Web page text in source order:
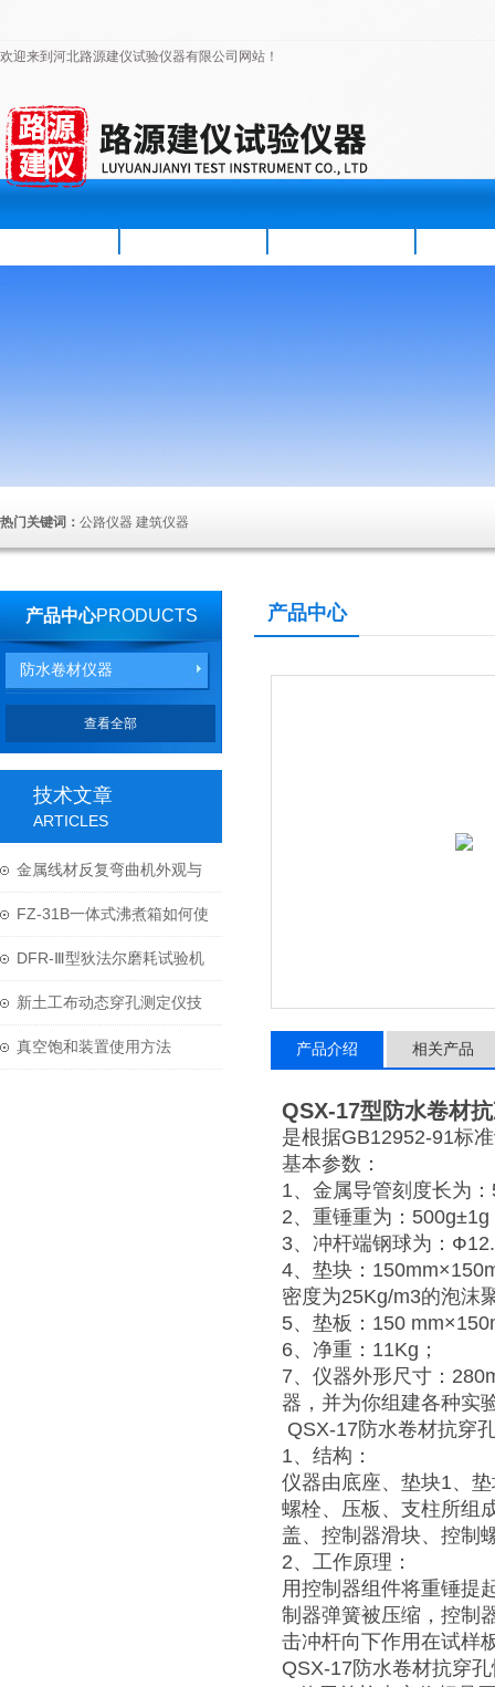
欢迎来到河北路源建仪试验仪器有限公司网站！
热门关键词： 公路仪器 建筑仪器
产品中心PRODUCTS
防水卷材仪器
查看全部
技术文章
ARTICLES
金属线材反复弯曲机外观与
结构
FZ-31B一体式沸煮箱如何使
用与维护？
DFR-Ⅲ型狄法尔磨耗试验机
技术参数
新土工布动态穿孔测定仪技
术参数
真空饱和装置使用方法
产品中心
产品介绍 相关产品
QSX-17型防水卷材
是根据GB12952-91标
基本参数：
1、金属导管刻度长为
2、重锤重为：500g±1g
3、冲杆端钢球为：
4、垫块：
密度为25Kg/m3的泡沫
5、垫板：150
6、净重：11Kg；
7、仪器外形尺寸：
器，并为你组建各种实
QSX-17防水卷材抗穿
1、结构：
仪器由底座、垫块1、
螺栓、压板、支柱所组
盖、控制器滑块、控制
2、工作原理：
用控制器组件将重锤提
制器弹簧被压缩，控制
击冲杆向下作用在试样
QSX-17防水卷材抗穿